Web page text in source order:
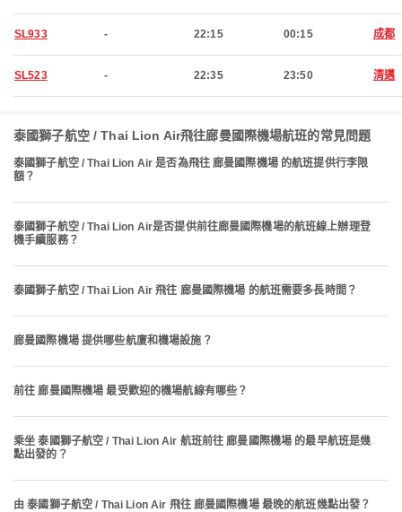
SL933 - 22:15 00:15 成都
SL523 - 22:35 23:50 清邁
泰國獅子航空 / Thai Lion Air飛往廊曼國際機場航班的常見問題
泰國獅子航空 / Thai Lion Air 是否為飛往 廊曼國際機場 的航班提供行李限
額？
泰國獅子航空 / Thai Lion Air是否提供前往廊曼國際機場的航班線上辦理登
機手續服務？
泰國獅子航空 / Thai Lion Air 飛往 廊曼國際機場 的航班需要多長時間？
廊曼國際機場 提供哪些航廈和機場設施？
前往 廊曼國際機場 最受歡迎的機場航線有哪些？
乘坐 泰國獅子航空 / Thai Lion Air 航班前往 廊曼國際機場 的最早航班是幾
點出發的？
由 泰國獅子航空 / Thai Lion Air 飛往 廊曼國際機場 最晚的航班幾點出發？